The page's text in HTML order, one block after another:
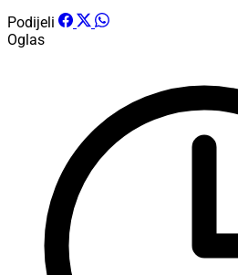
Podijeli
Oglas